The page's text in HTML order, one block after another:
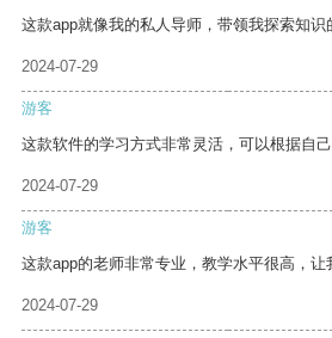
这款app就像我的私人导师，带领我探索知识
2024-07-29
游客
这款软件的学习方式非常灵活，可以根据自
2024-07-29
游客
这款app的老师非常专业，教学水平很高，让
2024-07-29